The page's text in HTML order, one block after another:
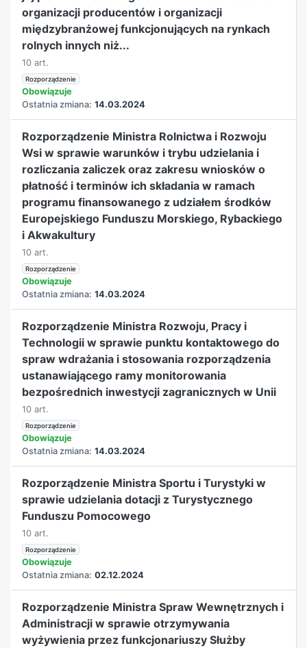
organizacji producentów i organizacji
międzybranżowej funkcjonujących na rynkach
rolnych innych niż...
10 art.
Rozporządzenie
Obowiązuje
Ostatnia zmiana: 14.03.2024
Rozporządzenie Ministra Rolnictwa i Rozwoju
Wsi w sprawie warunków i trybu udzielania i
rozliczania zaliczek oraz zakresu wniosków o
płatność i terminów ich składania w ramach
programu finansowanego z udziałem środków
Europejskiego Funduszu Morskiego, Rybackiego
i Akwakultury
10 art.
Rozporządzenie
Obowiązuje
Ostatnia zmiana: 14.03.2024
Rozporządzenie Ministra Rozwoju, Pracy i
Technologii w sprawie punktu kontaktowego do
spraw wdrażania i stosowania rozporządzenia
ustanawiającego ramy monitorowania
bezpośrednich inwestycji zagranicznych w Unii
10 art.
Rozporządzenie
Obowiązuje
Ostatnia zmiana: 14.03.2024
Rozporządzenie Ministra Sportu i Turystyki w
sprawie udzielania dotacji z Turystycznego
Funduszu Pomocowego
10 art.
Rozporządzenie
Obowiązuje
Ostatnia zmiana: 02.12.2024
Rozporządzenie Ministra Spraw Wewnętrznych i
Administracji w sprawie otrzymywania
wyżywienia przez funkcjonariuszy Służby